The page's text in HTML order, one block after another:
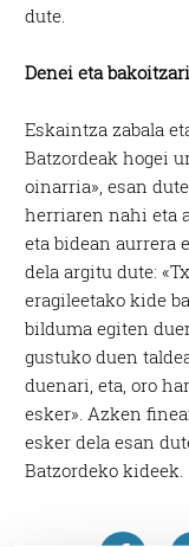
dute.
Denei eta
Eskaintza zabala
Batzordeak hogei
oinarria», esan
herriaren nahi eta
eta bidean aurrera
dela argitu dute:
eragileetako kide
bilduma egiten
gustuko duen
duenari, eta, oro
esker». Azken
esker dela esan
Batzordeko kideek.